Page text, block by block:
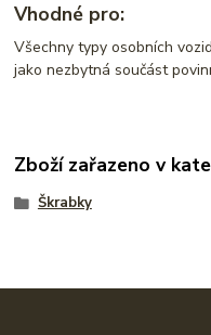
Vhodné pro:
Všechny typy osobních
jako nezbytná součást
Zboží zařazeno v
Škrabky